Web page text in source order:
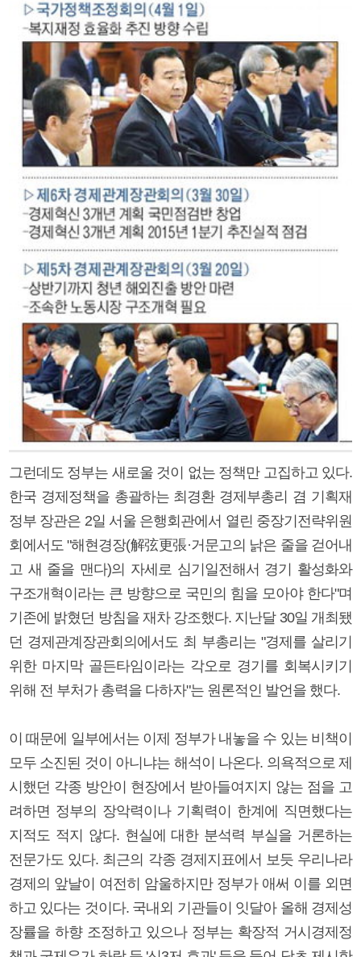
그런데도 정부는 새로울 것이 없는 정책만 고집하고 있다.
한국 경제정책을 총괄하는 최경환 경제부총리 겸 기획재
정부 장관은 2일 서울 은행회관에서 열린 중장기전략위원
회에서도 "해현경장(解弦更張·거문고의 낡은 줄을 걷어내
고 새 줄을 맨다)의 자세로 심기일전해서 경기 활성화와
구조개혁이라는 큰 방향으로 국민의 힘을 모아야 한다"며
기존에 밝혔던 방침을 재차 강조했다. 지난달 30일 개최됐
던 경제관계장관회의에서도 최 부총리는 "경제를 살리기
위한 마지막 골든타임이라는 각오로 경기를 회복시키기
위해 전 부처가 총력을 다하자"는 원론적인 발언을 했다.
이 때문에 일부에서는 이제 정부가 내놓을 수 있는 비책이
모두 소진된 것이 아니냐는 해석이 나온다. 의욕적으로 제
시했던 각종 방안이 현장에서 받아들여지지 않는 점을 고
려하면 정부의 장악력이나 기획력이 한계에 직면했다는
지적도 적지 않다. 현실에 대한 분석력 부실을 거론하는
전문가도 있다. 최근의 각종 경제지표에서 보듯 우리나라
경제의 앞날이 여전히 암울하지만 정부가 애써 이를 외면
하고 있다는 것이다. 국내외 기관들이 잇달아 올해 경제성
장률을 하향 조정하고 있으나 정부는 확장적 거시경제정